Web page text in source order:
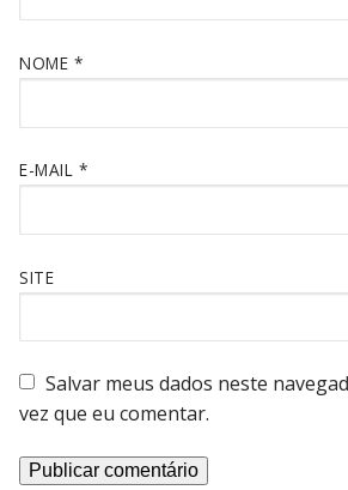
NOME *
E-MAIL *
SITE
Salvar meus dados neste
vez que eu comentar.